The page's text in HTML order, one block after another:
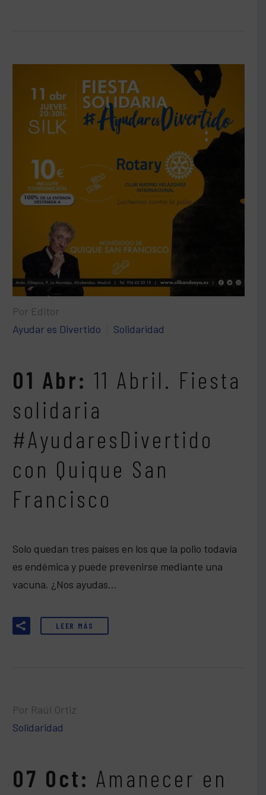
Por Editor
Ayudar es Divertido
Solidaridad
01 Abr: 11 Abril. Fiesta
solidaria
#AyudaresDivertido
con Quique San
Francisco
Solo quedan tres países en los que la polio todavía
es endémica y puede prevenirse mediante una
vacuna. ¿Nos ayudas…
LEER MÁS
Por Raúl Ortiz
Solidaridad
07 Oct: Amanecer en